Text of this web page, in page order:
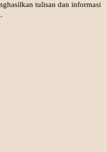
tulisan dan informasi